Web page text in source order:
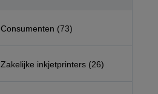
Consumenten (73)
Zakelijke inkjetprinters (26)